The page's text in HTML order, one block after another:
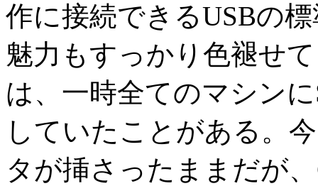
作に接続できるUSBの
魅力もすっかり色褪せ
は、一時全てのマシン
していたことがある。
タが挿さったままだが